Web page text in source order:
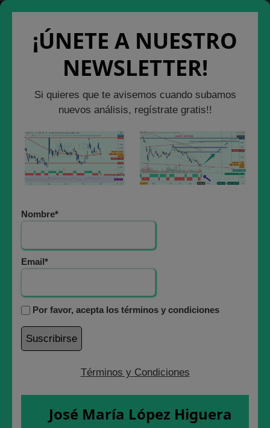
ANÁLISIS BURSÁTIL
UN ANÁLISIS DEL
RETORNO DE
INVERSIÓN
HISTÓRICO SEGÚN
ACTIVOS
¡ÚNETE A NUESTRO
NEWSLETTER!
Si quieres que te avisemos cuando subamos
nuevos análisis, regístrate gratis!!
Nombre*
Email*
Por favor, acepta los términos y condiciones
Términos y Condiciones
José María López Higuera
Cerrar Ventana